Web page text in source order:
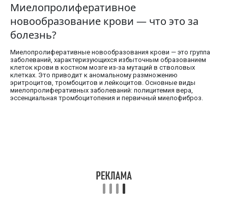
Миелопролиферативное
новообразование крови — что это за
болезнь?
Миелопролиферативные новообразования крови — это группа
заболеваний, характеризующихся избыточным образованием
клеток крови в костном мозге из-за мутаций в стволовых
клетках. Это приводит к аномальному размножению
эритроцитов, тромбоцитов и лейкоцитов. Основные виды
миелопролиферативных заболеваний: полицитемия вера,
эссенциальная тромбоцитопения и первичный миелофиброз.